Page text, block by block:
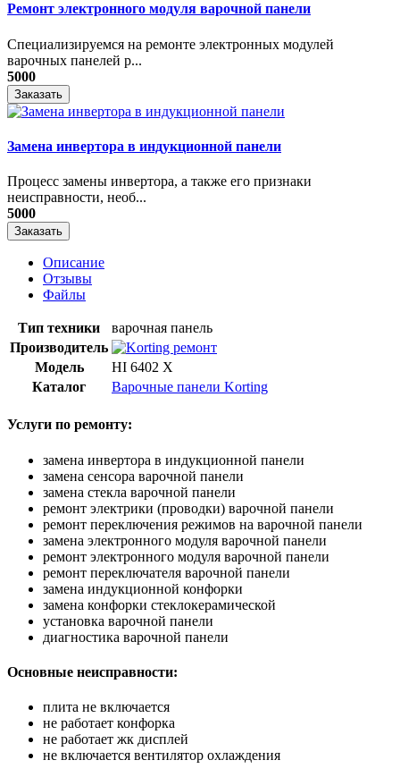
Ремонт электронного модуля варочной панели
Специализируемся на ремонте электронных модулей
варочных панелей р...
5000
Заказать
Замена инвертора в индукционной панели
Процесс замены инвертора, а также его признаки
неисправности, необ...
5000
Заказать
Описание
Отзывы
Файлы
Тип техники
варочная панель
Производитель
Модель
HI 6402 X
Каталог
Варочные панели Korting
Услуги по ремонту:
замена инвертора в индукционной панели
замена сенсора варочной панели
замена стекла варочной панели
ремонт электрики (проводки) варочной панели
ремонт переключения режимов на варочной панели
замена электронного модуля варочной панели
ремонт электронного модуля варочной панели
ремонт переключателя варочной панели
замена индукционной конфорки
замена конфорки стеклокерамической
установка варочной панели
диагностика варочной панели
Основные неисправности:
плита не включается
не работает конфорка
не работает жк дисплей
не включается вентилятор охлаждения